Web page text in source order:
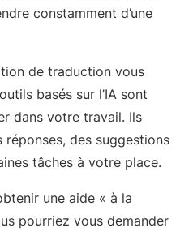
constamment d’une
de traduction vous
basés sur l’IA sont
dans votre travail. Ils
des suggestions
tâches à votre place.
une aide « à la
pourriez vous demander